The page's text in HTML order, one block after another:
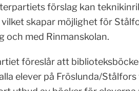
förslag kan
vilket skapar möjlighet för
och med Rinmanskolan.
föreslår att
elever på Fröslunda/